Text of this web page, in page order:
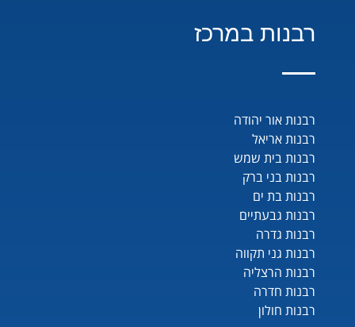
רבנות במרכז
רבנות אור יהודה
רבנות אריאל
רבנות בית שמש
רבנות בני ברק
רבנות בת ים
רבנות גבעתיים
רבנות גדרה
רבנות גני תקווה
רבנות הרצליה
רבנות חדרה
רבנות חולון